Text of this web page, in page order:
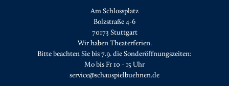
Am Schlossplatz
Bolzstraße 4-6
70173 Stuttgart
Wir haben Theaterferien.
Bitte beachten Sie bis 7.9. die Sonderöffnungszeiten:
Mo bis Fr 10 - 15 Uhr
service@schauspielbuehnen.de